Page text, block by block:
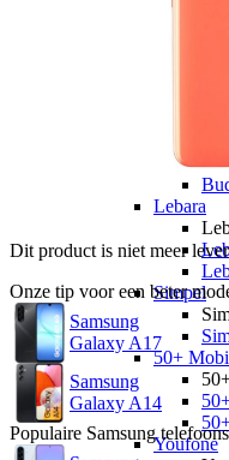
Budget
Lebara
Simpel
50+
Youfone
Dit product is niet meer
Onze tip voor een beter
Samsung
Galaxy A17
Samsung
Galaxy A14
Populaire Samsungtelefoons